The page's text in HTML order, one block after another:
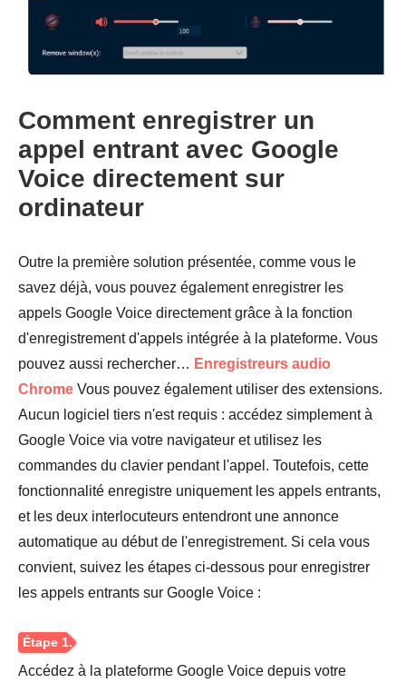
Étape 3.
Comment enregistrer un
appel entrant avec Google
Voice directement sur
ordinateur
Outre la première solution présentée, comme vous le
savez déjà, vous pouvez également enregistrer les
appels Google Voice directement grâce à la fonction
d'enregistrement d'appels intégrée à la plateforme. Vous
pouvez aussi rechercher… Enregistreurs audio
Chrome Vous pouvez également utiliser des extensions.
Aucun logiciel tiers n'est requis : accédez simplement à
Google Voice via votre navigateur et utilisez les
commandes du clavier pendant l'appel. Toutefois, cette
fonctionnalité enregistre uniquement les appels entrants,
et les deux interlocuteurs entendront une annonce
automatique au début de l'enregistrement. Si cela vous
convient, suivez les étapes ci-dessous pour enregistrer
les appels entrants sur Google Voice :
Accédez à la plateforme Google Voice depuis votre